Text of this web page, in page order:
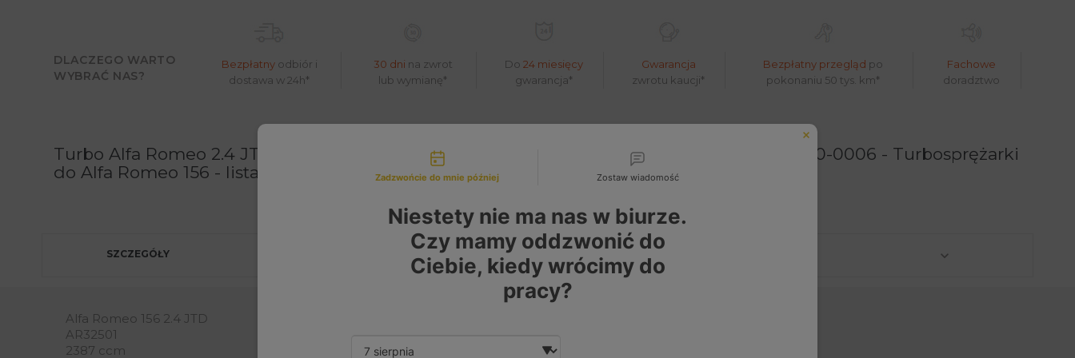
DLACZEGO WARTO
WYBRAĆ NAS?
Bezpłatnyodbiór i
dostawa w 24h*
30 dni na zwrot
lub wymianę*
Do24 miesięcy
gwarancja*
Gwarancja
zwrotu kaucji*
Bezpłatny przegląd po
pokonaniu 50 tys. km*
Fachowe
doradztwo
Turbo Alfa Romeo 2.4 JTD 136 KM 46763886 46522417 71723543 71723545 46442438 454150-0006 - Turbosprężarki
do Alfa Romeo 156 - lista produktów
SZCZEGÓŁY
Alfa Romeo 156 2.4 JTD
AR32501
2387 ccm
Możliwości kontaktu
Zadzwońcie do mnie później Zostaw wiadomość
Niestety nie ma nas w biurze.
Czy mamy oddzwonić do
Ciebie, kiedy wrócimy do
pracy?